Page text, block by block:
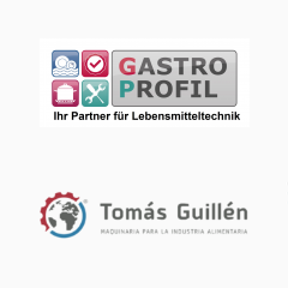
variere avhengig av
Hepfx Ag Uock